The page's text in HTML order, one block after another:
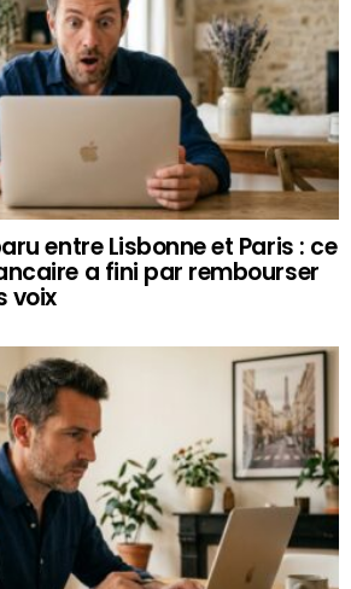
entre Lisbonne et Paris : ce
a fini par rembourser
voix